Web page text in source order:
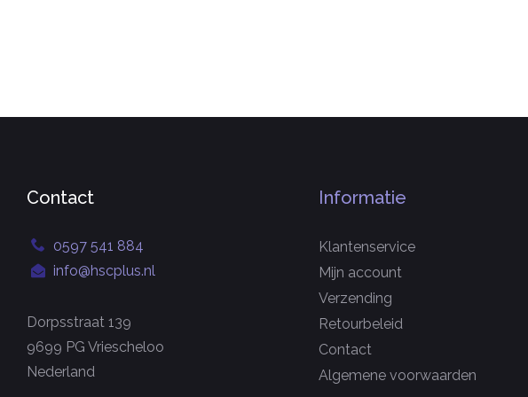
Contact
0597 541 884
info@hscplus.nl
Dorpsstraat 139
9699 PG Vriescheloo
Nederland
Informatie
Klantenservice
Mijn account
Verzending
Retourbeleid
Contact
Algemene voorwaarden